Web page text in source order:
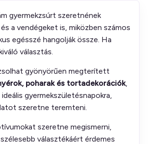
gyermekzsúrt szeretnének
a vendégeket is, miközben számos
egésszé hangolják össze. Ha
választás.
gyönyörűen megterített
poharak és tortadekorációk,
gyermekszületésnapokra,
szeretne teremteni.
szeretne megismerni,
választékáért érdemes